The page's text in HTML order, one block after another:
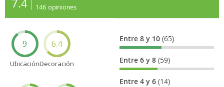
7.4 146 opiniones
9
Ubicación
6.4
Decoración
Entre 8 y 10(65)
Entre 6 y 8(59)
Entre 4 y 6(14)